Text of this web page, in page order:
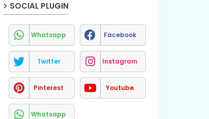
SOCIAL PLUGIN
Whatsapp Facebook
Twitter Instagram
Pinterest Youtube
Whatsapp